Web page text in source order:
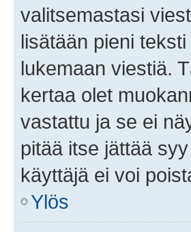
valitsemastasi
lisätään pieni
lukemaan viestiä.
kertaa olet
vastattu ja se ei
pitää itse jättää
käyttäjä ei voi
Ylös